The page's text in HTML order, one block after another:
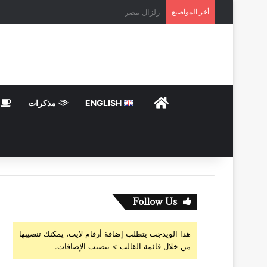
أخر المواضيع تغاريد حرة.. شعب يسحقه الفقر وامواله في
HOME
ENGLISH مذكرات
Follow Us
هذا الويدجت يتطلب إضافة أرقام لايت، يمكنك تنصيبها
من خلال قائمة القالب > تنصيب الإضافات.